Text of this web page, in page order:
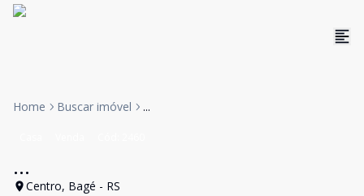
Home Buscar imóvel ...
...
Centro, Bagé - RS